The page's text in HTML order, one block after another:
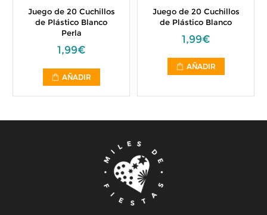
Juego de 20 Cuchillos
de Plástico Blanco
Perla
1,99€
AÑADIR
Juego de 20 Cuchillos
de Plástico Blanco
1,99€
AÑADIR